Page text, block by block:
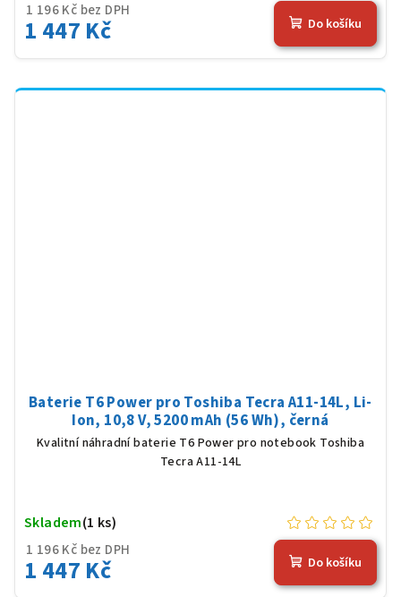
1 196 Kč bez DPH
1 447 Kč Do košíku
Baterie T6 Power pro Toshiba Tecra A11-14L, Li-
Ion, 10,8 V, 5200 mAh (56 Wh), černá
Kvalitní náhradní baterie T6 Power pro notebook Toshiba
Tecra A11-14L
1 196 Kč bez DPH
1 447 Kč
Skladem(1 ks)
Do košíku